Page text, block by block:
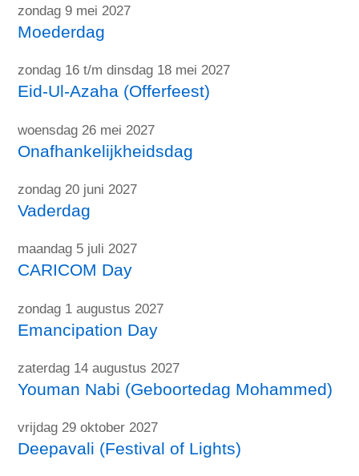
zondag 9 mei 2027
Moederdag
zondag 16 t/m dinsdag 18 mei 2027
Eid-Ul-Azaha (Offerfeest)
woensdag 26 mei 2027
Onafhankelijkheidsdag
zondag 20 juni 2027
Vaderdag
maandag 5 juli 2027
CARICOM Day
zondag 1 augustus 2027
Emancipation Day
zaterdag 14 augustus 2027
Youman Nabi (Geboortedag Mohammed)
vrijdag 29 oktober 2027
Deepavali (Festival of Lights)